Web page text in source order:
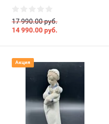
17 990.00 руб.
14 990.00руб.
Акция